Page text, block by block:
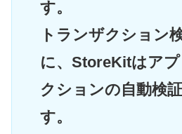
す。
トランザクション
に、StoreKitはア
クションの自動検
す。